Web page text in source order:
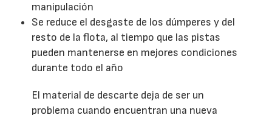
manipulación
Se reduce el desgaste de los dúmperes y del
resto de la flota, al tiempo que las pistas
pueden mantenerse en mejores condiciones
durante todo el año
El material de descarte deja de ser un
problema cuando encuentran una nueva